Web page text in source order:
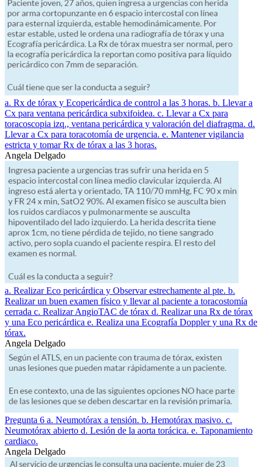
a. Rx de tórax y Ecopericárdica de control a las 3 horas. b. Llevar a
Cx para ventana pericárdica subxifoidea. c. Llevar a Cx para
toracoscopia izq., ventana pericárdica y valoración del diafragma. d.
Llevar a Cx para toracotomía de urgencia. e. Mantener vigilancia
estricta y tomar Rx de tórax a las 3 horas.
Angela Delgado
a. Realizar Eco pericárdica y Observar estrechamente al pte. b.
Realizar un buen examen físico y llevar al paciente a toracostomía
cerrada c. Realizar AngioTAC de tórax d. Realizar una Rx de tórax
y una Eco pericárdica e. Realiza una Ecografía Doppler y una Rx de
tórax.
Angela Delgado
Pregunta 6 a. Neumotórax a tensión. b. Hemotórax masivo. c.
Neumotórax abierto d. Lesión de la aorta torácica. e. Taponamiento
cardiaco.
Angela Delgado